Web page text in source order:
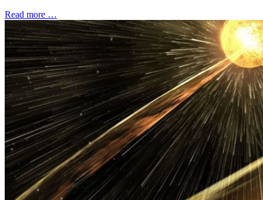
Read more …